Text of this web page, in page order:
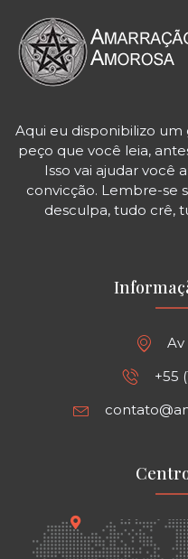
Aqui eu disponibilizo
peço que você leia,
Isso vai ajudar você
convicção. Lembre-se
desculpa, tudo crê,
Av
+55